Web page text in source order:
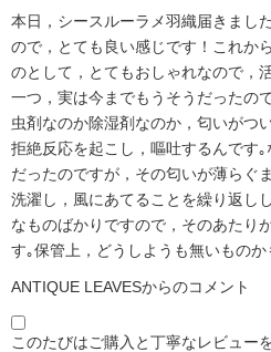
本日，シースルーラメ羽織届きまし
ので，とても良い感じです！これか
のとして，とてもおしゃれなので，
一つ，実は今までもうそうだったの
虫剤なのか除湿剤なのか，匂いがつ
拒絶反応を起こし，嘔吐するんです
だったのですが，その匂いが薄らぐ
洗濯し，風にあてることを繰り返し
なものばかりですので，そのあたり
す｡保管上，どうしようも無いものか
ANTIQUE LEAVESからのコメント
このたびはご購入と丁寧なレビュー